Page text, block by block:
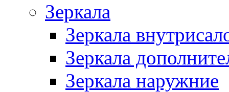
Зеркала
Зеркала
Зеркала
Зеркала наружние